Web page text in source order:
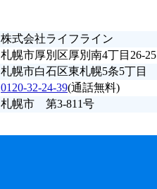
株式会社ライフライン
札幌市厚別区厚別南4丁目26-25
札幌市白石区東札幌5条5丁目
0120-32-24-39(通話無料)
札幌市 第3-811号